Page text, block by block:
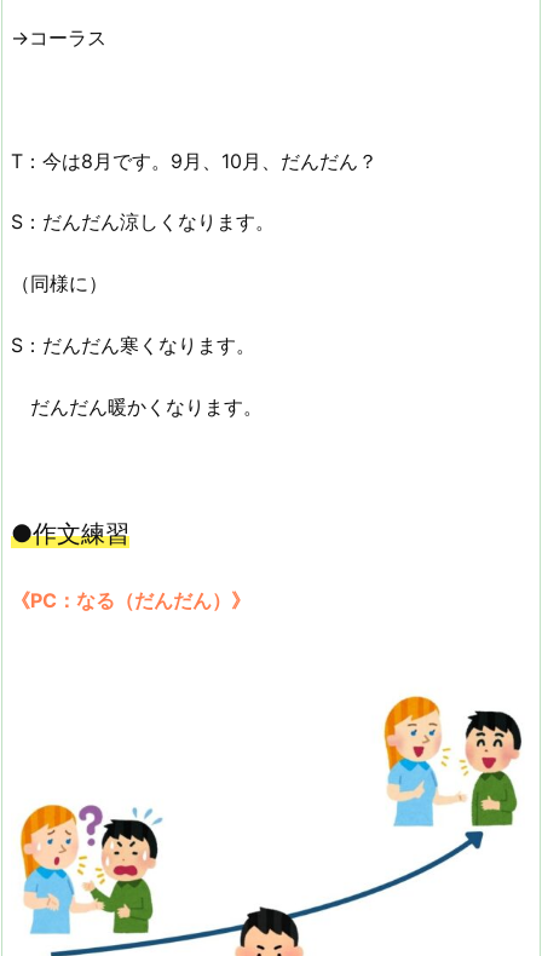
→コーラス
T：今は8月です。9月、10月、だんだん？
S：だんだん涼しくなります。
（同様に）
S：だんだん寒くなります。
だんだん暖かくなります。
●作文練習
《PC：なる（だんだん）》